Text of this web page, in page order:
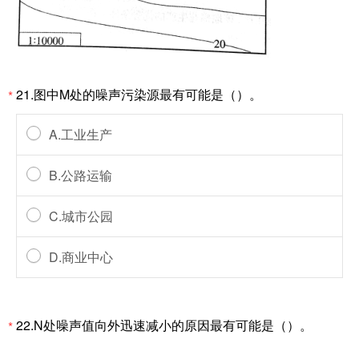
*21.图中M处的噪声污染源最有可能是（）。
A.工业生产
B.公路运输
C.城市公园
D.商业中心
*22.N处噪声值向外迅速减小的原因最有可能是（）。